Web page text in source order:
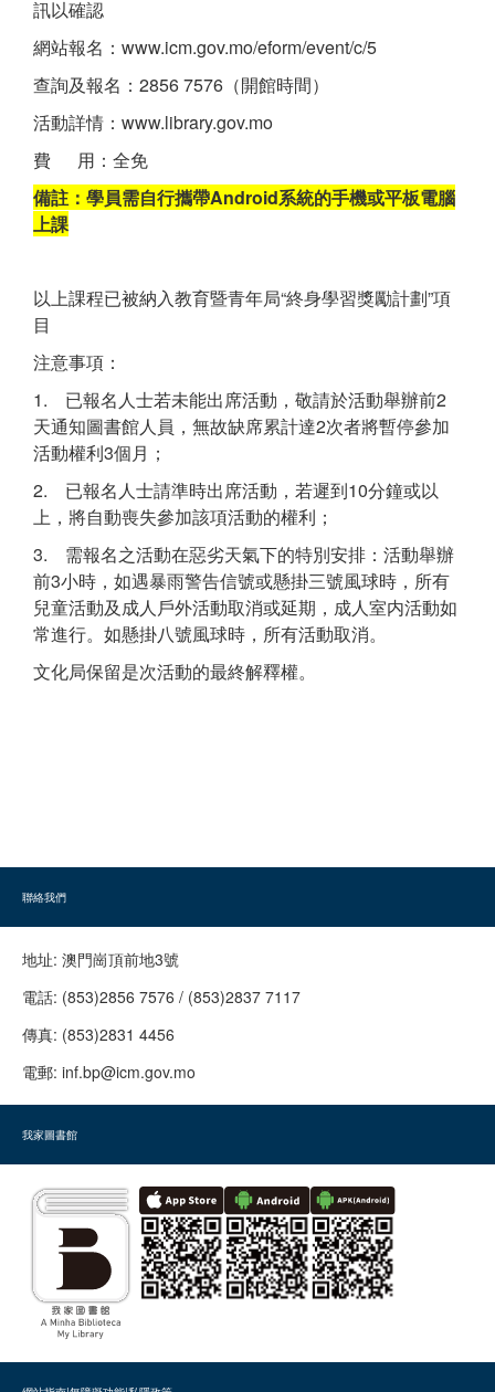
訊以確認
網站報名：www.icm.gov.mo/eform/event/c/5
查詢及報名：2856 7576（開館時間）
活動詳情：www.library.gov.mo
費 用：全免
備註：學員需自行攜帶Android系統的手機或平板電腦
上課
以上課程已被納入教育暨青年局“終身學習獎勵計劃”項
目
注意事項：
1. 已報名人士若未能出席活動，敬請於活動舉辦前2
天通知圖書館人員，無故缺席累計達2次者將暫停參加
活動權利3個月；
2. 已報名人士請準時出席活動，若遲到10分鐘或以
上，將自動喪失參加該項活動的權利；
3. 需報名之活動在惡劣天氣下的特別安排：活動舉辦
前3小時，如遇暴雨警告信號或懸掛三號風球時，所有
兒童活動及成人戶外活動取消或延期，成人室内活動如
常進行。如懸掛八號風球時，所有活動取消。
文化局保留是次活動的最終解釋權。
聯絡我們
地址: 澳門崗頂前地3號
電話: (853)2856 7576 / (853)2837 7117
傳真: (853)2831 4456
電郵: inf.bp@icm.gov.mo
我家圖書館